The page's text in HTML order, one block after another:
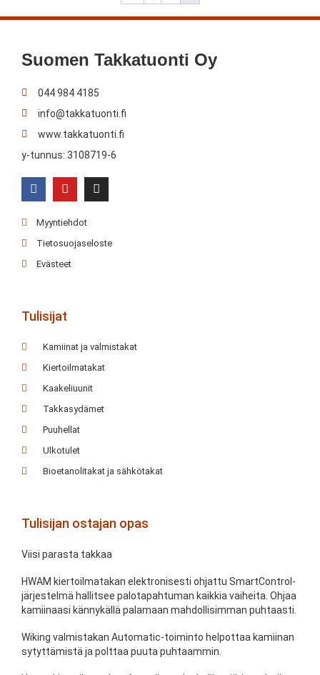
Suomen Takkatuonti Oy
044 984 4185
info@takkatuonti.fi
www.takkatuonti.fi
y-tunnus: 3108719-6
Myyntiehdot
Tietosuojaseloste
Evästeet
Tulisijat
Kamiinat ja valmistakat
Kiertoilmatakat
Kaakeliuunit
Takkasydämet
Puuhellat
Ulkotulet
Bioetanolitakat ja sähkötakat
Tulisijan ostajan opas
Viisi parasta takkaa
HWAM kiertoilmatakan elektronisesti ohjattu SmartControl-
järjestelmä hallitsee palotapahtuman kaikkia vaiheita. Ohjaa
kamiinaasi kännykällä palamaan mahdollisimman puhtaasti.
Wiking valmistakan Automatic-toiminto helpottaa kamiinan
sytyttämistä ja polttaa puuta puhtaammin.